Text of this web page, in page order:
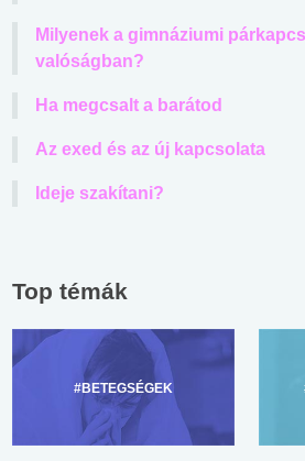
Milyenek a gimnáziumi
valóságban?
Ha megcsalt a barátod
Az exed és az új kapcsolata
Ideje szakítani?
Top témák
#BETEGSÉGEK